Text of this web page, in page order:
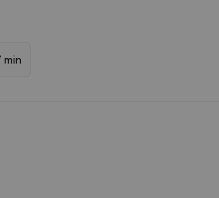
min